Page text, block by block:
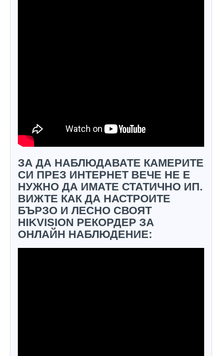
ЗА ДА НАБЛЮДАВАТЕ КАМЕРИТЕ
СИ ПРЕЗ ИНТЕРНЕТ ВЕЧЕ НЕ Е
НУЖНО ДА ИМАТЕ СТАТИЧНО ИП.
ВИЖТЕ КАК ДА НАСТРОИТЕ
БЪРЗО И ЛЕСНО СВОЯТ
HIKVISION РЕКОРДЕР ЗА
ОНЛАЙН НАБЛЮДЕНИЕ: